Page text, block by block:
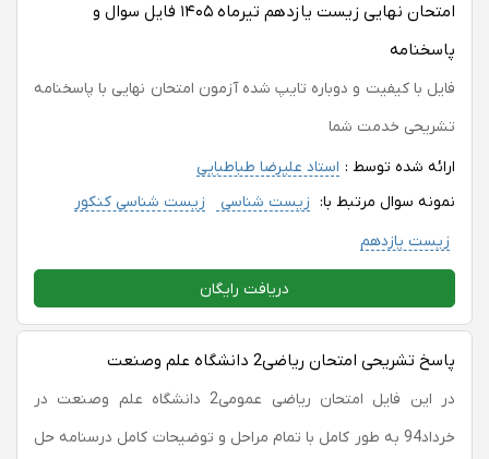
امتحان نهایی زیست یازدهم تیرماه ۱۴۰۵ فایل سوال و
پاسخنامه
فایل با کیفیت و دوباره تایپ شده آزمون امتحان نهایی با پاسخنامه
تشریحی خدمت شما
ارائه شده توسط : استاد علیرضا طباطبایی
نمونه سوال مرتبط با: زیست شناسی
زیست شناسی کنکور
زیست یازدهم
دریافت رایگان
پاسخ تشریحی امتحان ریاضی2 دانشگاه علم وصنعت
در این فایل امتحان ریاضی عمومی2 دانشگاه علم وصنعت در
خرداد94 به طور کامل با تمام مراحل و توضیحات کامل درسنامه حل